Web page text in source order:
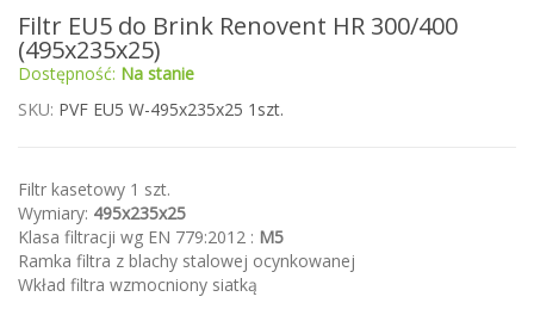
Przejdź
na
początek
galerii
Filtr EU5 do Brink Renovent HR 300/400
(495x235x25)
Dostępność: Na stanie
SKU PVF EU5 W-495x235x25 1szt.
Filtr kasetowy 1 szt.
Wymiary: 495x235x25
Klasa filtracji wg EN 779:2012 : M5
Ramka filtra z blachy stalowej ocynkowanej
Wkład filtra wzmocniony siatką